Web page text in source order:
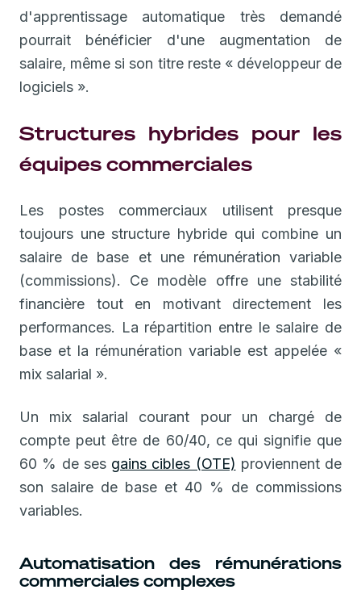
d'apprentissage automatique très demandé
pourrait bénéficier d'une augmentation de
salaire, même si son titre reste « développeur de
logiciels ».
Structures hybrides pour les
équipes commerciales
Les postes commerciaux utilisent presque
toujours une structure hybride qui combine un
salaire de base et une rémunération variable
(commissions). Ce modèle offre une stabilité
financière tout en motivant directement les
performances. La répartition entre le salaire de
base et la rémunération variable est appelée «
mix salarial ».
Un mix salarial courant pour un chargé de
compte peut être de 60/40, ce qui signifie que
60 % de ses gains cibles (OTE) proviennent de
son salaire de base et 40 % de commissions
variables.
Automatisation des rémunérations
commerciales complexes